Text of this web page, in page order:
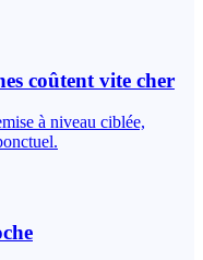
coûtent vite cher
à niveau ciblée,